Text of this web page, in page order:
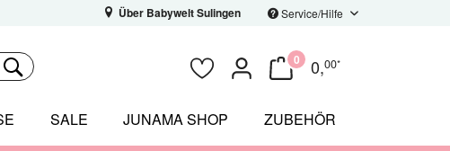
Über Babywelt Sulingen Service/Hilfe
0 0,00*
SALE JUNAMA SHOP ZUBEHÖR